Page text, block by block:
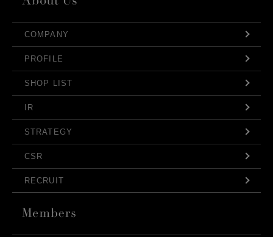
COMPANY
PROFILE
SHOP LIST
IR
STRATEGY
CSR
RECRUIT